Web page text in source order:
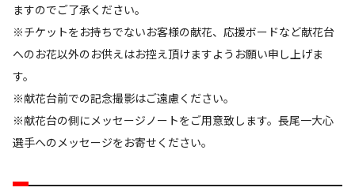
ますのでご了承ください。
※チケットをお持ちでないお客様の献花、応援ボードなど献花台
へのお花以外のお供えはお控え頂けますようお願い申し上げま
す。
※献花台前での記念撮影はご遠慮ください。
※献花台の側にメッセージノートをご用意致します。長尾一大心
選手へのメッセージをお寄せください。